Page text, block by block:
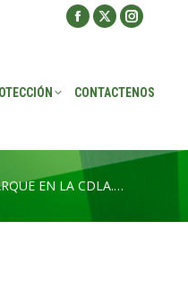
Facebook
in
X
in
in
CONTACTENOS
EN LA CDLA.…